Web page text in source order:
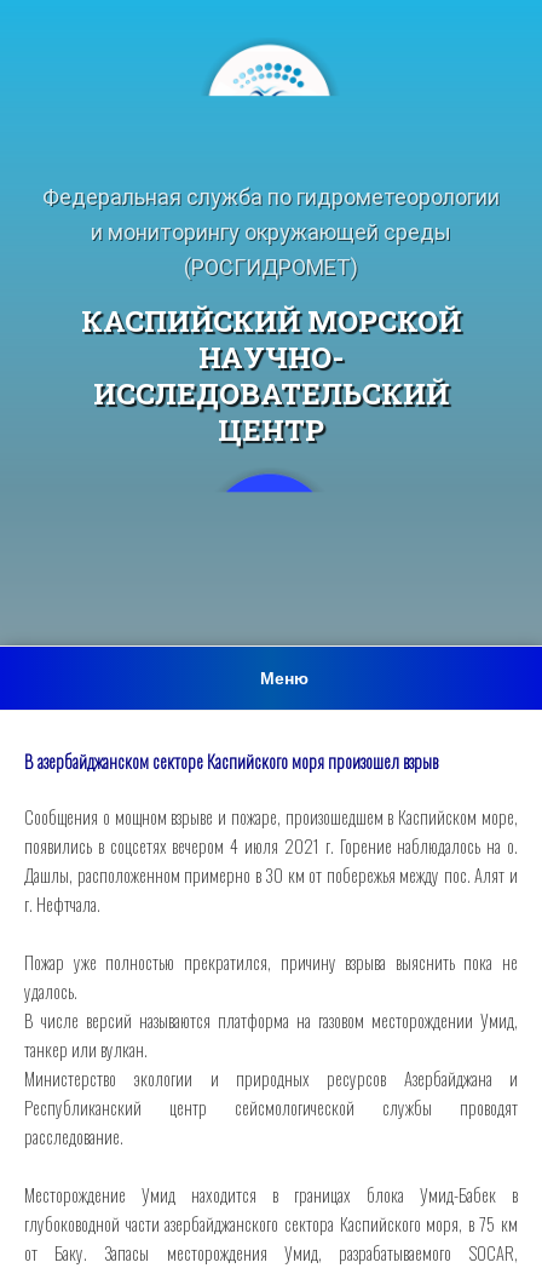
Федеральная служба по гидрометеорологии
и мониторингу окружающей среды
(РОСГИДРОМЕТ)
КАСПИЙСКИЙ МОРСКОЙ
НАУЧНО-
ИССЛЕДОВАТЕЛЬСКИЙ
ЦЕНТР
Меню
В азербайджанском секторе Каспийского моря произошел взрыв
Сообщения о мощном взрыве и пожаре, произошедшем в Каспийском море,
появились в соцсетях вечером 4 июля 2021 г. Горение наблюдалось на о.
Дашлы, расположенном примерно в 30 км от побережья между пос. Алят и
г. Нефтчала.
Пожар уже полностью прекратился, причину взрыва выяснить пока не
удалось.
В числе версий называются платформа на газовом месторождении Умид,
танкер или вулкан.
Министерство экологии и природных ресурсов Азербайджана и
Республиканский центр сейсмологической службы проводят
расследование.
Месторождение Умид находится в границах блока Умид-Бабек в
глубоководной части азербайджанского сектора Каспийского моря, в 75 км
от Баку. Запасы месторождения Умид, разрабатываемого SOCAR,